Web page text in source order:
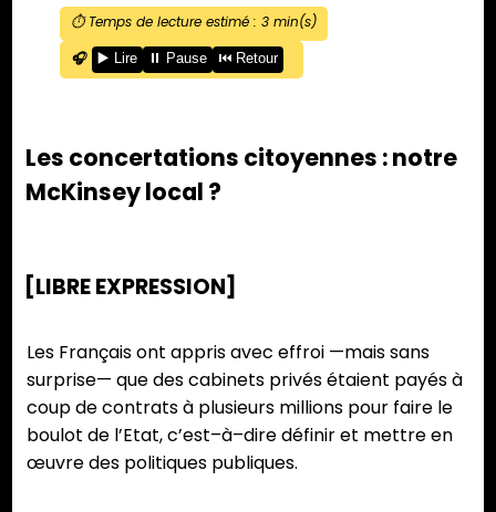
⏱️ Temps de lecture estimé : 3min(s)
🎧
▶️ Lire ⏸️ Pause ⏮️ Retour
Les concertations citoyennes : notre
McKinsey local ?
[LIBRE EXPRESSION]
Les Français ont appris avec effroi —mais sans
surprise— que des cabinets privés étaient payés à
coup de contrats à plusieurs millions pour faire le
boulot de l’Etat, c’est–à–dire définir et mettre en
œuvre des politiques publiques.